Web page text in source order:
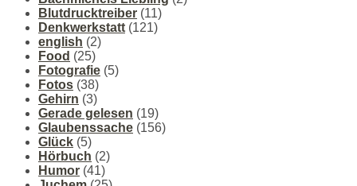
Blutdrucktreiber (11)
Denkwerkstatt (121)
english (2)
Food (25)
Fotografie (5)
Fotos (38)
Gehirn (3)
Gerade gelesen (19)
Glaubenssache (156)
Glück (5)
Hörbuch (2)
Humor (41)